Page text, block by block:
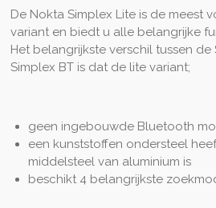
De Nokta Simplex Lite is de meest
variant en biedt u alle belangrijke
Het belangrijkste verschil tussen de
Simplex BT is dat de lite variant;
geen ingebouwde Bluetooth
een kunststoffen ondersteel
middelsteel van aluminium is
beschikt 4 belangrijkste